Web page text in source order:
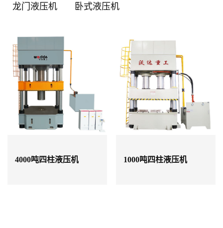
龙门液压机
卧式液压机
4000吨四柱液压机 1000吨四柱液压机